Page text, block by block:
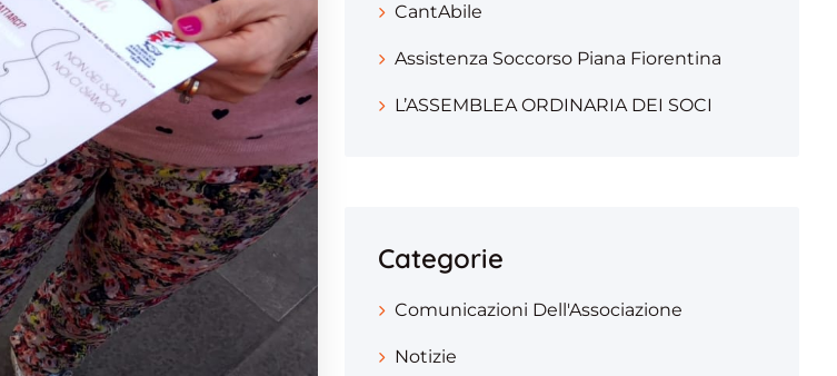
CantAbile
Assistenza Soccorso Piana Fiorentina
L’ASSEMBLEA ORDINARIA DEI SOCI
Categorie
Comunicazioni Dell'Associazione
Notizie